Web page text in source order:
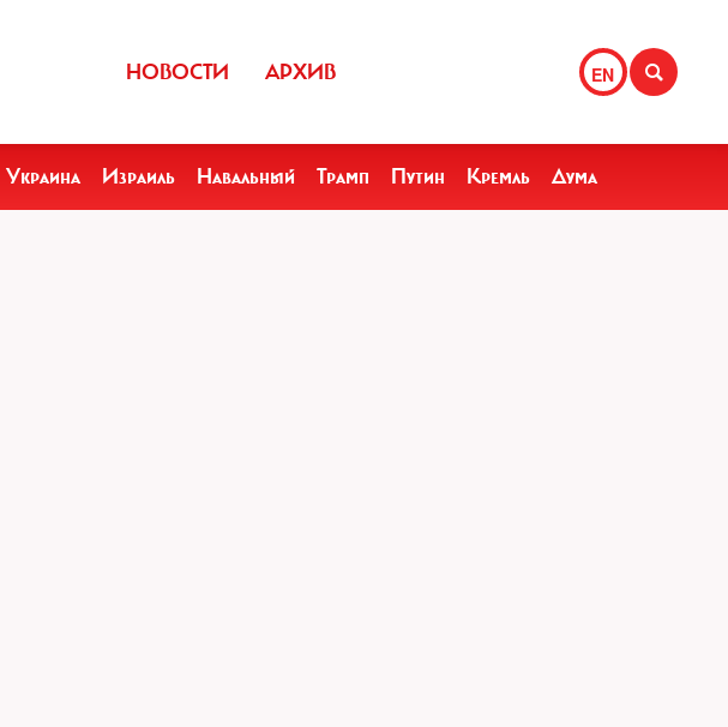
EN
НОВОСТИ АРХИВ
Украина Израиль Навальный Трамп Путин Кремль Дума